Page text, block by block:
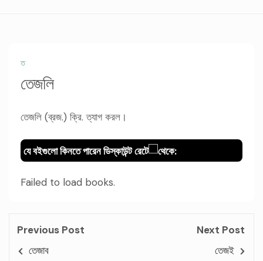
ত
তেজলি
তেজলি (ব্রজ.) ক্রি. ত্যাগ করল।
যে বইগুলো কিনতে পারেন ডিস্কাউন্ট রেটে থেকে:
Failed to load books.
Previous Post
তেজাব
Next Post
তেজই